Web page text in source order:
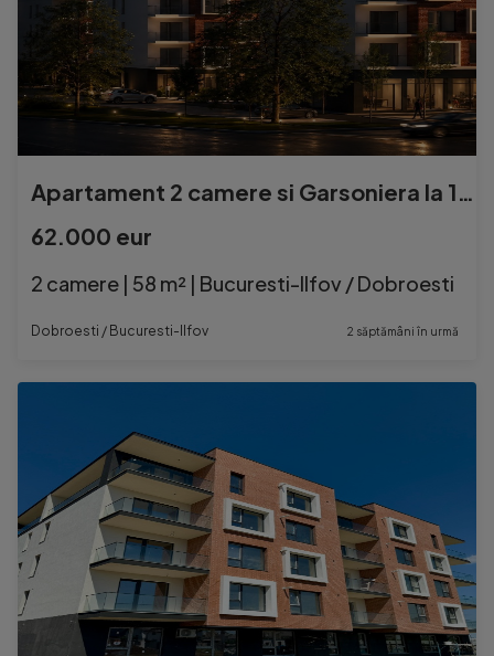
Apartament 2 camere si Garsoniera la 1,5 km de Bucuresti.
62.000 eur
2 camere | 58 m² | Bucuresti-Ilfov / Dobroesti
Dobroesti / Bucuresti-Ilfov 2 săptămâni în urmă